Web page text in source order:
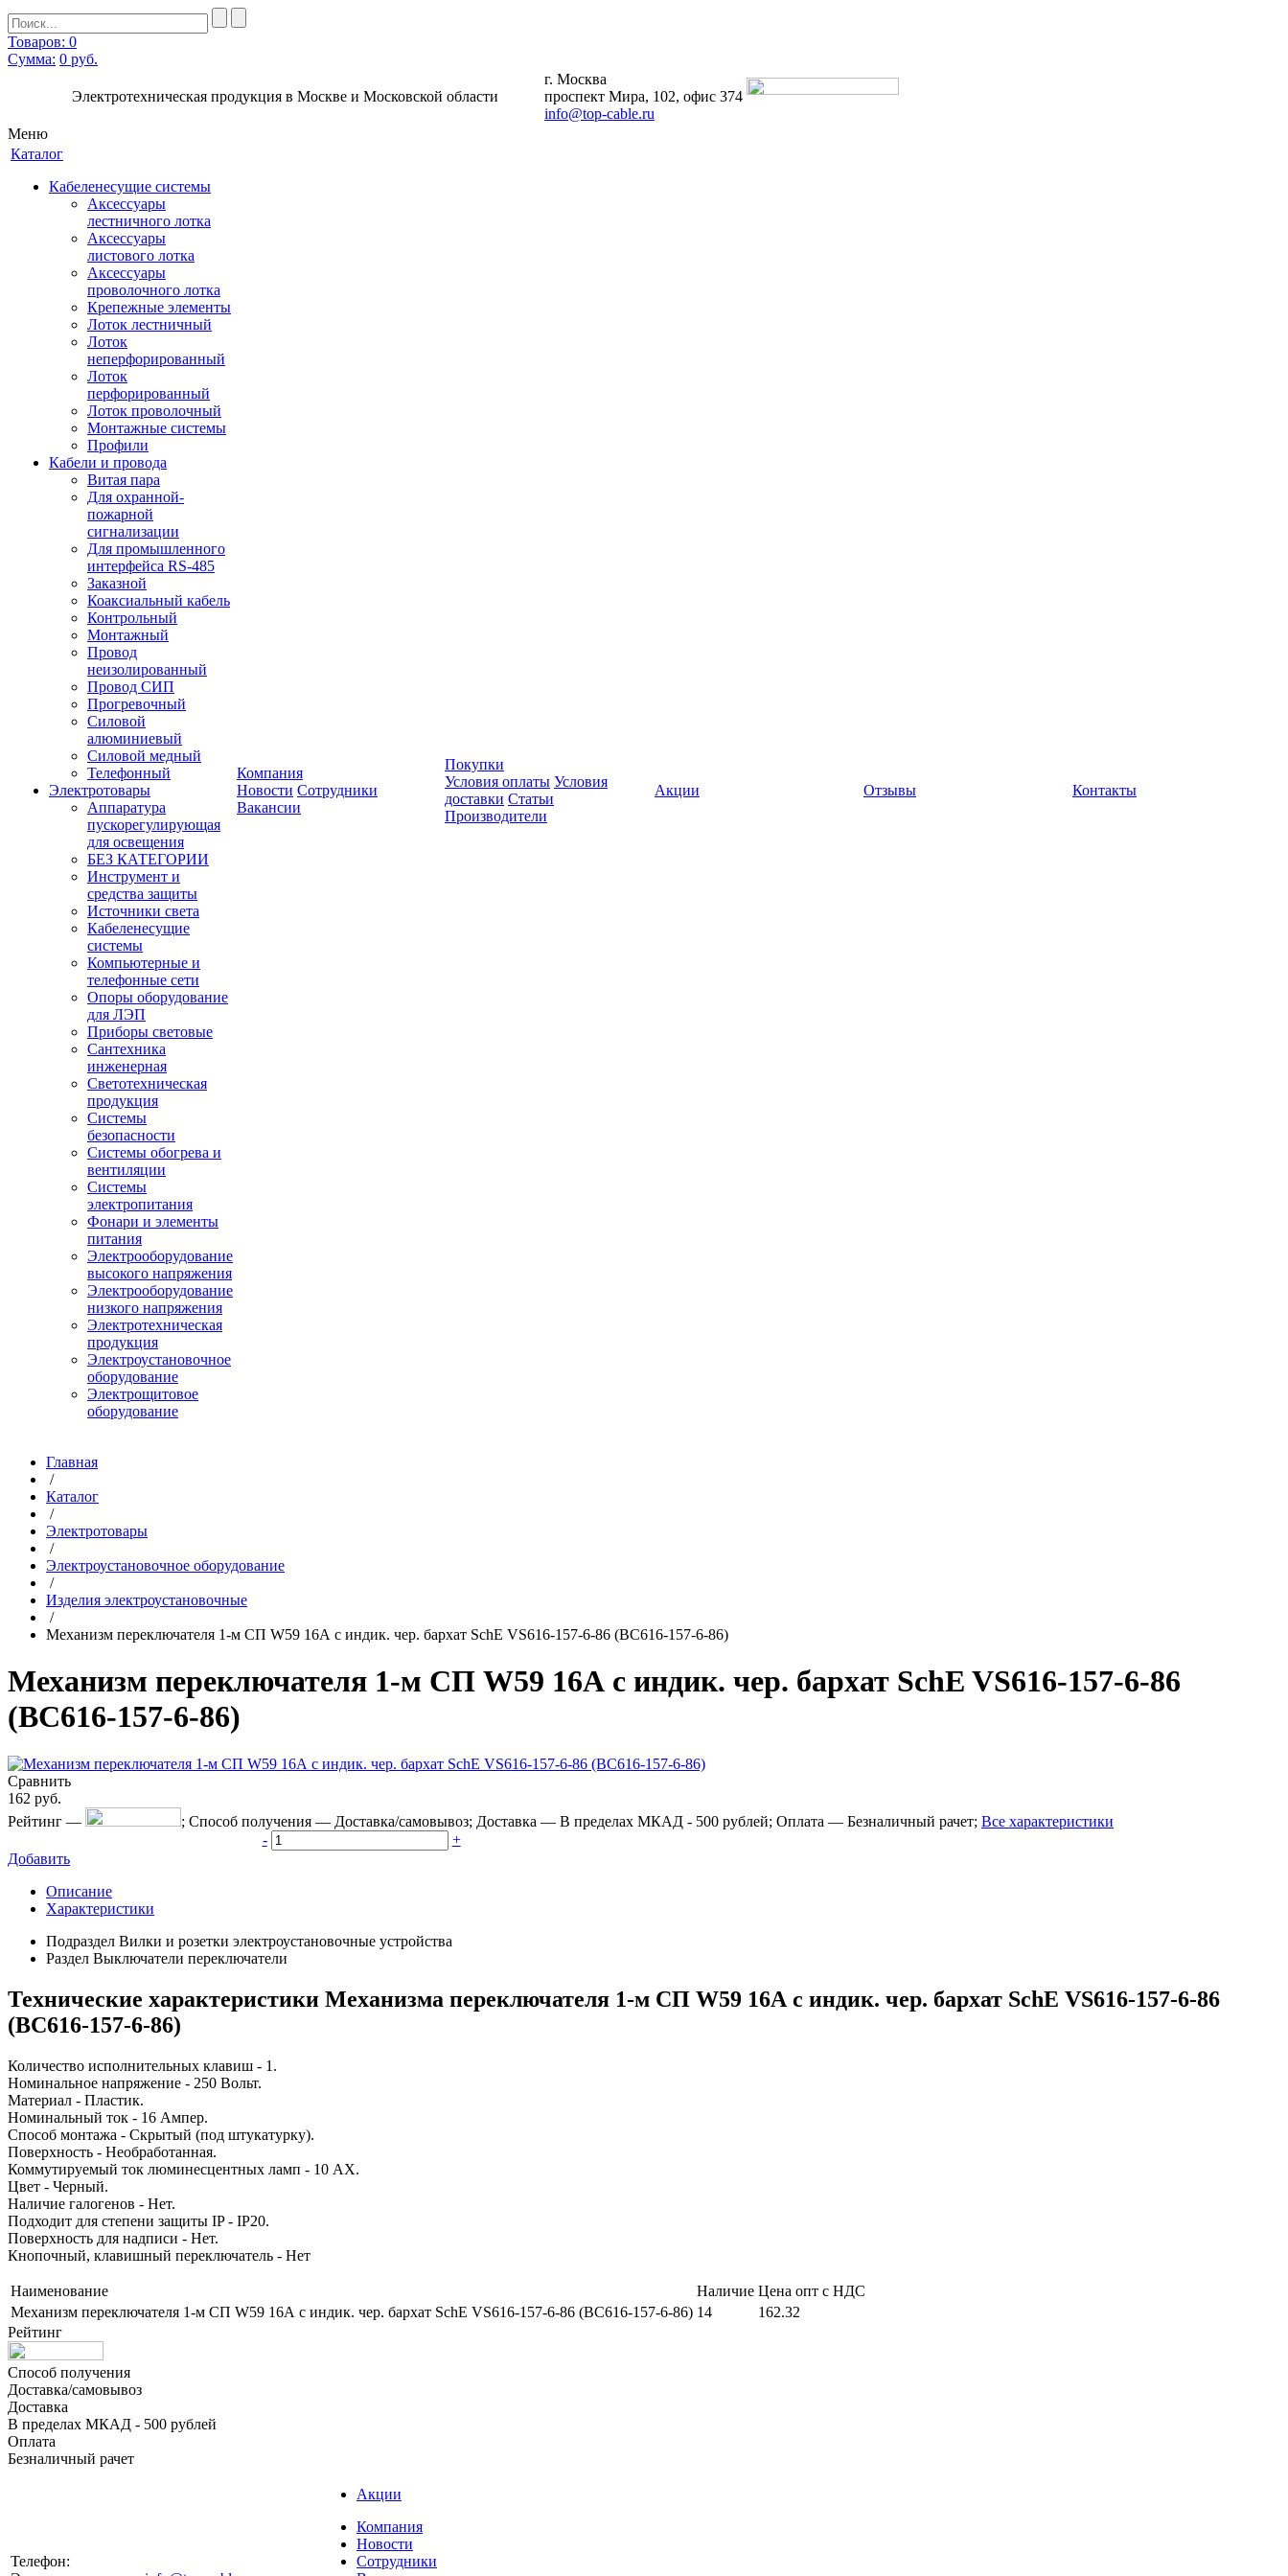
Товаров: 0
Сумма: 0 руб.
Электротехническая продукция в Москве и Московской области
г. Москва
проспект Мира, 102, офис 374
info@top-cable.ru
Меню
Каталог
Кабеленесущие системы
Аксессуары
лестничного лотка
Аксессуары
листового лотка
Аксессуары
проволочного лотка
Крепежные элементы
Лоток лестничный
Лоток
неперфорированный
Лоток
перфорированный
Лоток проволочный
Монтажные системы
Профили
Кабели и провода
Витая пара
Для охранной-
пожарной
сигнализации
Для промышленного
интерфейса RS-485
Заказной
Коаксиальный кабель
Контрольный
Монтажный
Провод
неизолированный
Провод СИП
Прогревочный
Силовой
алюминиевый
Силовой медный
Телефонный
Электротовары
Аппаратура
пускорегулирующая
для освещения
БЕЗ КАТЕГОРИИ
Инструмент и
средства защиты
Источники света
Кабеленесущие
системы
Компьютерные и
телефонные сети
Опоры оборудование
для ЛЭП
Приборы световые
Сантехника
инженерная
Светотехническая
продукция
Системы
безопасности
Системы обогрева и
вентиляции
Системы
электропитания
Фонари и элементы
питания
Электрооборудование
высокого напряжения
Электрооборудование
низкого напряжения
Электротехническая
продукция
Электроустановочное
оборудование
Электрощитовое
оборудование
Компания
Новости Сотрудники
Вакансии
Покупки
Условия оплаты Условия
доставки Статьи
Производители
Акции Отзывы Контакты
Главная
/
Каталог
/
Электротовары
/
Электроустановочное оборудование
/
Изделия электроустановочные
/
Механизм переключателя 1-м СП W59 16А с индик. чер. бархат SchE VS616-157-6-86 (ВС616-157-6-86)
Механизм переключателя 1-м СП W59 16А с индик. чер. бархат SchE VS616-157-6-86
(ВС616-157-6-86)
Сравнить
162 руб.
Рейтинг — ; Способ получения — Доставка/самовывоз; Доставка — В пределах МКАД - 500 рублей; Оплата — Безналичный рачет; Все характеристики
-
+
Добавить
Описание
Характеристики
Подраздел Вилки и розетки электроустановочные устройства
Раздел Выключатели переключатели
Технические характеристики Механизма переключателя 1-м СП W59 16А с индик. чер. бархат SchE VS616-157-6-86
(ВС616-157-6-86)
Количество исполнительных клавиш - 1.
Номинальное напряжение - 250 Вольт.
Материал - Пластик.
Номинальный ток - 16 Ампер.
Способ монтажа - Скрытый (под штукатурку).
Поверхность - Необработанная.
Коммутируемый ток люминесцентных ламп - 10 AX.
Цвет - Черный.
Наличие галогенов - Нет.
Подходит для степени защиты IP - IP20.
Поверхность для надписи - Нет.
Кнопочный, клавишный переключатель - Нет
Наименование Наличие Цена опт с НДС
Механизм переключателя 1-м СП W59 16А с индик. чер. бархат SchE VS616-157-6-86 (ВС616-157-6-86) 14
162.32
Рейтинг
Способ получения
Доставка/самовывоз
Доставка
В пределах МКАД - 500 рублей
Оплата
Безналичный рачет
Телефон:
Акции
Компания
Новости
Сотрудники